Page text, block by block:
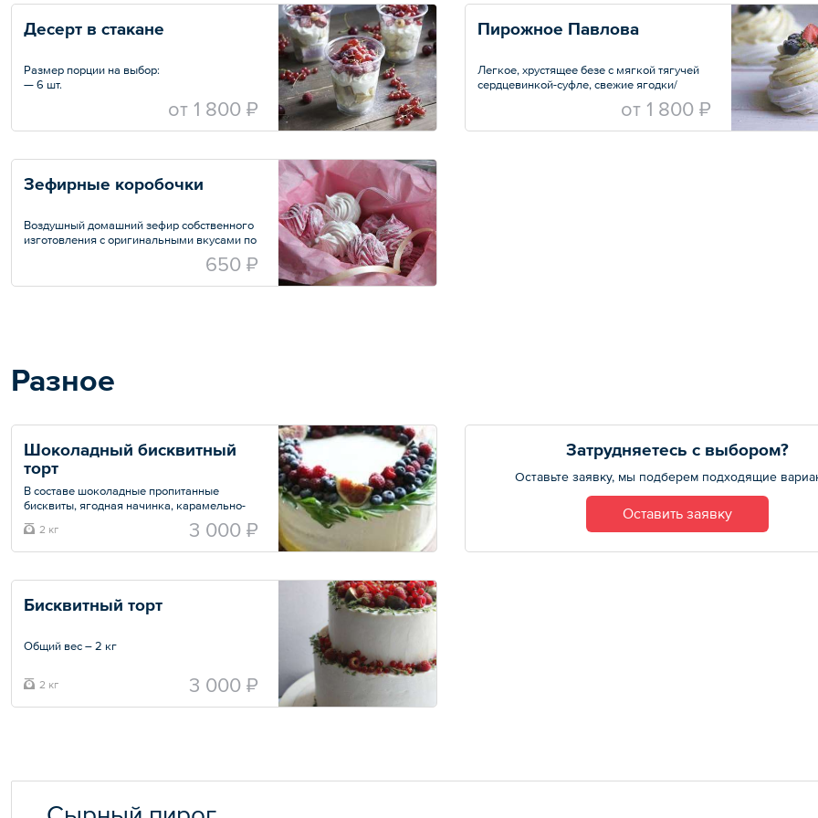
Десерт в стакане
Размер порции на выбор:
— 6 шт.
oт 1 800 ₽
Пирожное Павлова
Легкое, хрустящее безе с мягкой тягучей
сердцевинкой-суфле, свежие ягодки/
карамель/ шоколад внутри, нежный
сливочный воздушный крем с маскарпоне
со вкусом лайма и свежие ягодки сверху.
oт 1 800 ₽
Зефирные коробочки
Воздушный домашний зефир собственного
изготовления с оригинальными вкусами по
мотивам сырных пирогов. В составе
сахарный сироп, агар-агар, яичный белок.
— малиновый
— вишня+глинтвейн
Размер порции на выбор:
— 8 шт.
— 16 шт.
650 ₽
Разное
Шоколадный бисквитный
торт
В составе шоколадные пропитанные
бисквиты, ягодная начинка, карамельно-
или шоколадный крем на бельгийском
шоколаде.
2 кг 3 000 ₽
Затрудняетесь с выбором?
Оставьте заявку, мы подберем подходящие
Оставить заявку
Бисквитный торт
Общий вес – 2 кг
2 кг 3 000 ₽